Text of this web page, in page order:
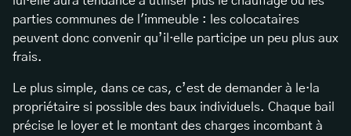
parties communes de l'immeuble : les colocataires
peuvent donc convenir qu’il·elle participe un peu plus aux
frais.
Le plus simple, dans ce cas, c’est de demander à le·la
propriétaire si possible des baux individuels. Chaque bail
précise le loyer et le montant des charges incombant à